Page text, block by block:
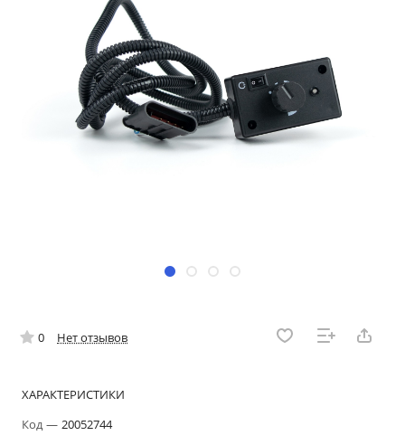
0 Нет отзывов
ХАРАКТЕРИСТИКИ
Код— 20052744